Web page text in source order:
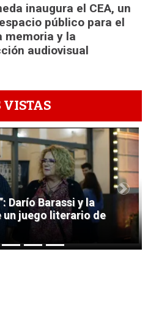
inaugura el CEA, un
público para el
memoria y la
audiovisual
VISTAS
1
Darío Barassi y la
un juego literario de
Next